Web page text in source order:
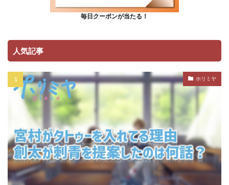
毎日クーポンが当たる！
人気記事
ホリミヤ